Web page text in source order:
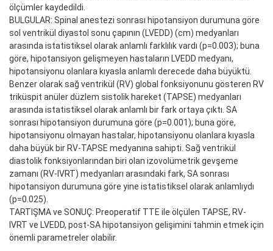
ölçümler kaydedildi.
BULGULAR: Spinal anestezi sonrası hipotansiyon durumuna göre
sol ventrikül diyastol sonu çapının (LVEDD) (cm) medyanları
arasında istatistiksel olarak anlamlı farklılık vardı (p=0.003); buna
göre, hipotansiyon gelişmeyen hastaların LVEDD medyanı,
hipotansiyonu olanlara kıyasla anlamlı derecede daha büyüktü.
Benzer olarak sağ ventrikül (RV) global fonksiyonunu gösteren RV
triküspit anüler düzlem sistolik hareket (TAPSE) medyanları
arasında istatistiksel olarak anlamlı bir fark ortaya çıktı. SA
sonrası hipotansiyon durumuna göre (p=0.001); buna göre,
hipotansiyonu olmayan hastalar, hipotansiyonu olanlara kıyasla
daha büyük bir RV-TAPSE medyanına sahipti. Sağ ventrikül
diastolik fonksiyonlarından biri olan izovolümetrik gevşeme
zamanı (RV-IVRT) medyanları arasındaki fark, SA sonrası
hipotansiyon durumuna göre yine istatistiksel olarak anlamlıydı
(p=0.025).
TARTIŞMA ve SONUÇ: Preoperatif TTE ile ölçülen TAPSE, RV-
IVRT ve LVEDD, post-SA hipotansiyon gelişimini tahmin etmek için
önemli parametreler olabilir.